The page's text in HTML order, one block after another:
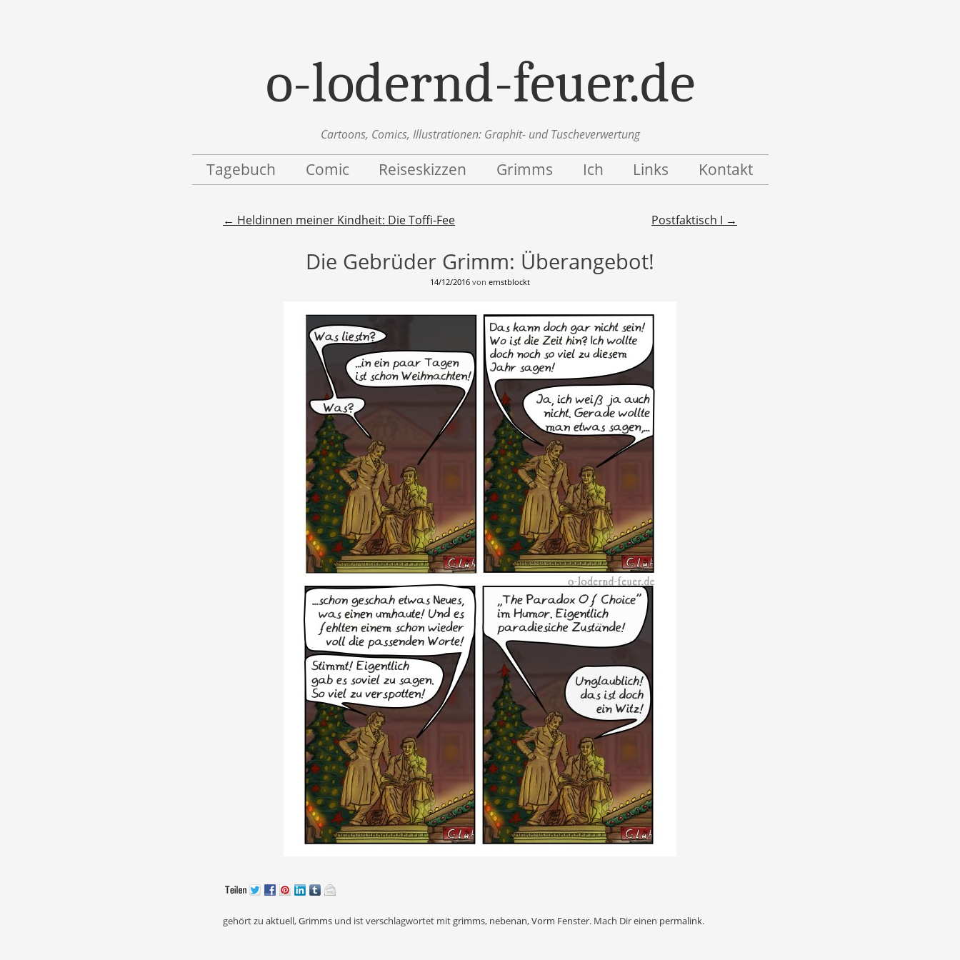
o-lodernd-feuer.de
Cartoons, Comics, Illustrationen: Graphit- und Tuscheverwertung
Tagebuch Comic Reiseskizzen Grimms Ich Links Kontakt
Beitragsnavigation
← Heldinnen meiner Kindheit: Die Toffi-Fee Postfaktisch I →
Die Gebrüder Grimm: Überangebot!
14/12/2016 von ernstblockt
gehört zu aktuell,Grimms und ist verschlagwortet mitgrimms, nebenan,Vorm Fenster. Mach Dir einen permalink.